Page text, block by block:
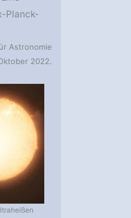
Planck-
Astronomie
2022.